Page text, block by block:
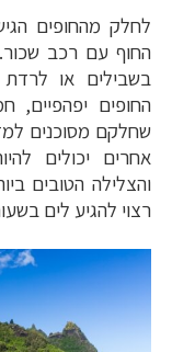
לחלק מהחופים
החוף עם רכב
בשבילים או
החופים יפהפיים,
שחלקם מסוכנים
אחרים יכולים
והצלילה הטובים
רצוי להגיע לים